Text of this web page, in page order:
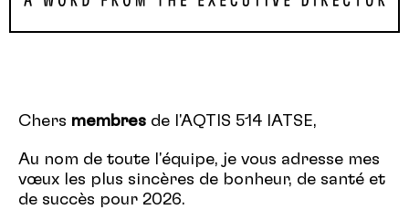
Chers membres de l'AQTIS 514 IATSE,
Au nom de toute l'équipe, je vous adresse mes
vœux les plus sincères de bonheur, de santé et
de succès pour 2026.